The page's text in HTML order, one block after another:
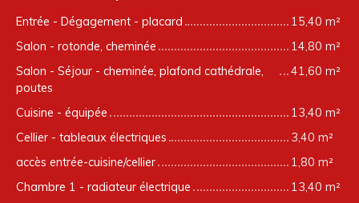
Entrée - Dégagement - placard
15,40 m²
Salon - rotonde, cheminée
14,80 m²
Salon - Séjour - cheminée, plafond cathédrale,
poutes
41,60 m²
Cuisine - équipée
13,40 m²
Cellier - tableaux électriques
3,40 m²
accès entrée-cuisine/cellier
1,80 m²
Chambre 1 - radiateur électrique
13,40 m²